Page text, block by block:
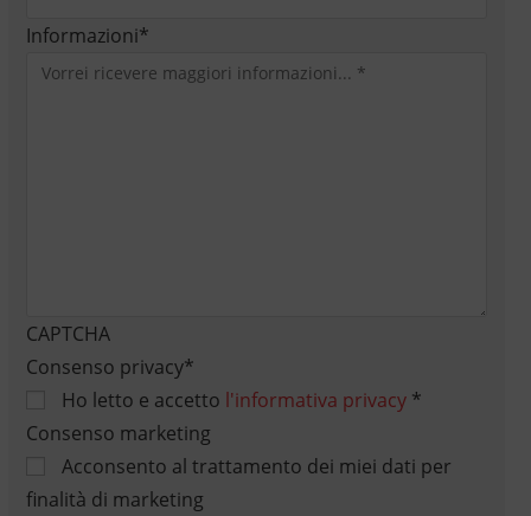
Informazioni*
CAPTCHA
Consenso privacy*
Ho letto e accetto l'informativa privacy*
Consenso marketing
Acconsento al trattamento dei miei dati per
finalità di marketing